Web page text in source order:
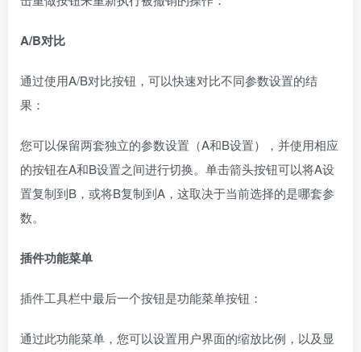
A/B对比
通过使用A/B对比按钮，可以快速对比不同参数设置的结
果：
您可以保留两套独立的参数设置（A和B设置），并使用相应
的按钮在A和B设置之间进行切换。单击箭头按钮可以将A设
置复制到B，或将B复制到A，这取决于当前选择的是哪套参
数。
插件功能菜单
插件工具栏中最后一个按钮是功能菜单按钮：
通过此功能菜单，您可以设置用户界面的缩放比例，以及显